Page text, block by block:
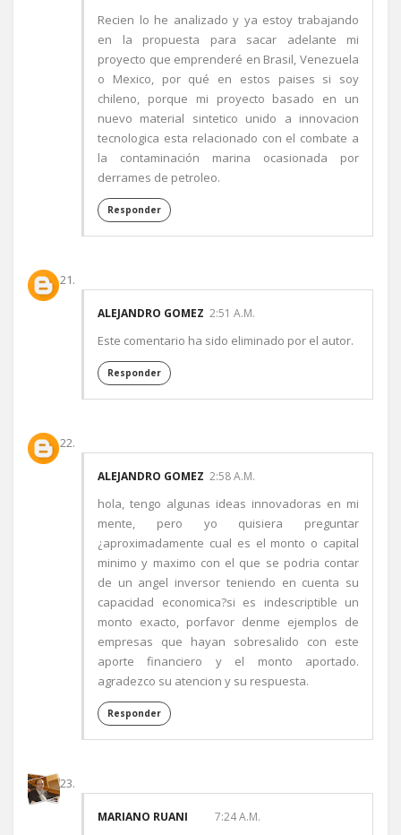
Recien lo he analizado y ya estoy trabajando
en la propuesta para sacar adelante mi
proyecto que emprenderé en Brasil, Venezuela
o Mexico, por qué en estos paises si soy
chileno, porque mi proyecto basado en un
nuevo material sintetico unido a innovacion
tecnologica esta relacionado con el combate a
la contaminación marina ocasionada por
derrames de petroleo.
Responder
ALEJANDRO GOMEZ 2:51 A.M.
Este comentario ha sido eliminado por el autor.
Responder
ALEJANDRO GOMEZ 2:58 A.M.
hola, tengo algunas ideas innovadoras en mi
mente, pero yo quisiera preguntar
¿aproximadamente cual es el monto o capital
minimo y maximo con el que se podria contar
de un angel inversor teniendo en cuenta su
capacidad economica?si es indescriptible un
monto exacto, porfavor denme ejemplos de
empresas que hayan sobresalido con este
aporte financiero y el monto aportado.
agradezco su atencion y su respuesta.
Responder
MARIANO RUANI 7:24 A.M.